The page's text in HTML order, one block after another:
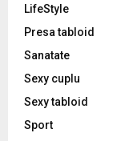
LifeStyle
Presa tabloid
Sanatate
Sexy cuplu
Sexy tabloid
Sport